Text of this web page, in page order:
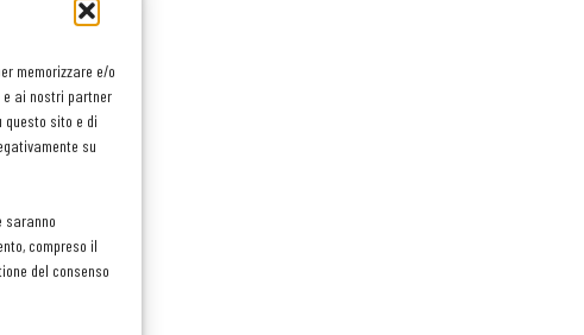
memorizzare e/o
e ai nostri partner
questo sito e di
su
saranno
compreso il
del consenso